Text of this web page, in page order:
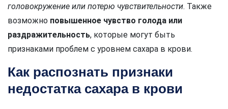
головокружение или потерю чувствительности. Также
возможно повышенное чувство голода или
раздражительность, которые могут быть
признаками проблем с уровнем сахара в крови.
Как распознать признаки
недостатка сахара в крови